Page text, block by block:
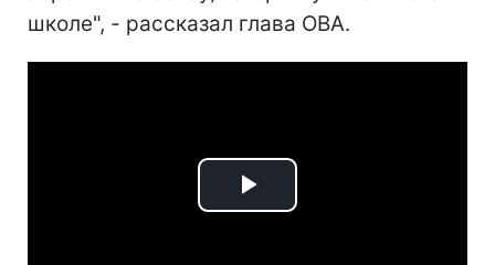
школе", - рассказал глава ОВА.
Play